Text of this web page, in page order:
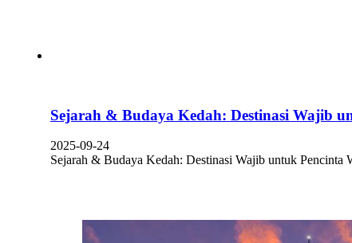
Sejarah & Budaya Kedah: Destinasi Wajib
2025-09-24
Sejarah & Budaya Kedah: Destinasi Wajib untuk Pencinta